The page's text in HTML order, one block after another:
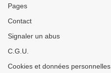
Pages
Contact
Signaler un abus
C.G.U.
Cookies et données personnelles